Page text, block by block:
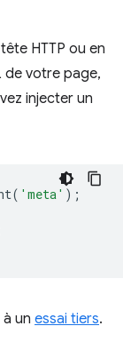
HTTP ou en
de votre page,
injecter un
( 'meta' );
un essai tiers.